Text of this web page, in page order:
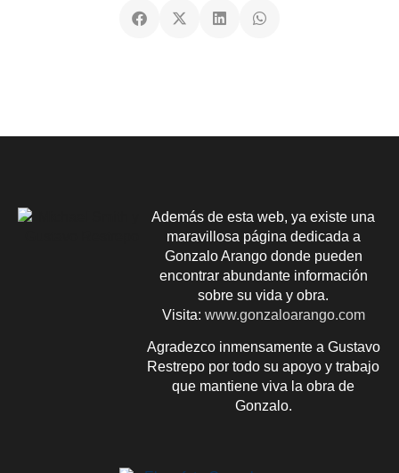
Además de esta web, ya existe una
maravillosa página dedicada a
Gonzalo Arango donde pueden
encontrar abundante información
sobre su vida y obra.
Visita: www.gonzaloarango.com
Agradezco inmensamente a Gustavo
Restrepo por todo su apoyo y trabajo
que mantiene viva la obra de
Gonzalo.